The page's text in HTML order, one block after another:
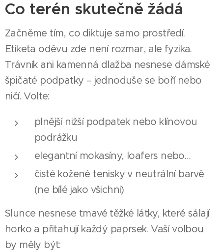
Co terén skutečně žádá
Začněme tím, co diktuje samo prostředí.
Etiketa oděvu zde není rozmar, ale fyzika.
Trávník ani kamenná dlažba nesnese dámské
špičaté podpatky – jednoduše se boří nebo
ničí. Volte:
plnější nižší podpatek nebo klínovou
podrážku
elegantní mokasíny, loafers nebo…
čisté kožené tenisky v neutrální barvě
(ne bílé jako všichni)
Slunce nesnese tmavé těžké látky, které sálají
horko a přitahují každý paprsek. Vaší volbou
by měly být: